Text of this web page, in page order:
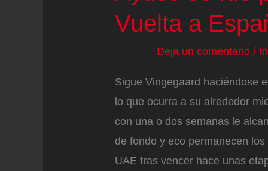
al
Madrid
Vuelta a
Deja un comentario /
Sigue Vingegaard haciéndose
lo que ocurra a su alrededor
con una o dos semanas le
de fondo y eco permanecen
UAE tras vencer hace unas